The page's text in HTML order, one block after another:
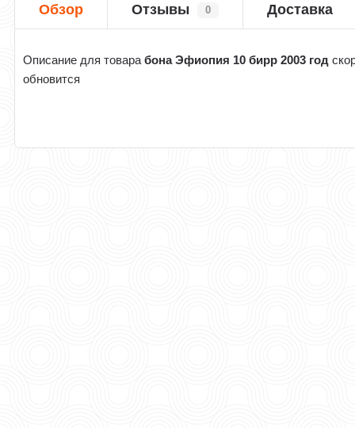
Обзор Отзывы 0 Доставка
Описание для товарабона Эфиопия 10 бирр 2003 год
обновится